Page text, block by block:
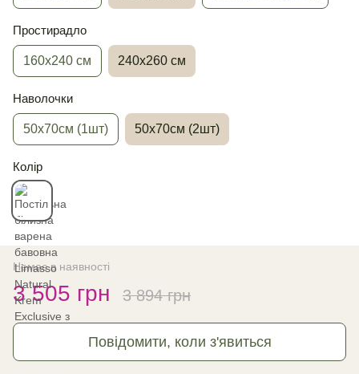
Простирадло
160х240 см 240х260 см
Наволочки
50х70см (1шт) 50х70см (2шт)
Колір
Немає в наявності
3 505 грн 3 894 грн
Повідомити, коли з'явиться